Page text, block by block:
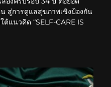
สู่การดูแลสุขภาพเชิงป้องกัน
แนวคิด “SELF-CARE IS